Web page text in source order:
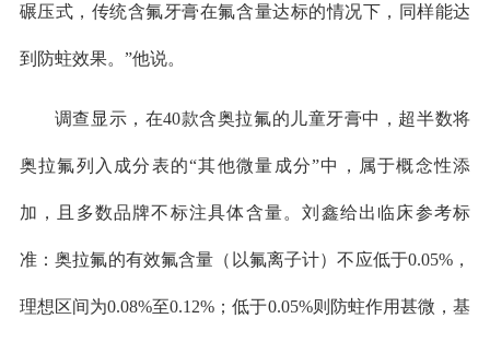
碾压式，传统含氟牙膏在氟含量达标的情况下，同样能达
到防蛀效果。”他说。
调查显示，在40款含奥拉氟的儿童牙膏中，超半数将
奥拉氟列入成分表的“其他微量成分”中，属于概念性添
加，且多数品牌不标注具体含量。刘鑫给出临床参考标
准：奥拉氟的有效氟含量（以氟离子计）不应低于0.05%，
理想区间为0.08%至0.12%；低于0.05%则防蛀作用甚微，基